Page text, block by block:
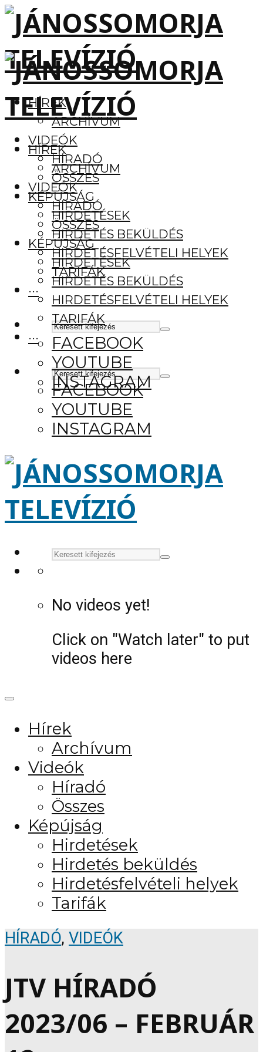
HÍREK
ARCHÍVUM
VIDEÓK
HÍRADÓ
ÖSSZES
KÉPÚJSÁG
HIRDETÉSEK
HIRDETÉS BEKÜLDÉS
HIRDETÉSFELVÉTELI HELYEK
TARIFÁK
···
FACEBOOK
YOUTUBE
INSTAGRAM
HÍREK
ARCHÍVUM
VIDEÓK
HÍRADÓ
ÖSSZES
KÉPÚJSÁG
HIRDETÉSEK
HIRDETÉS BEKÜLDÉS
HIRDETÉSFELVÉTELI HELYEK
TARIFÁK
···
FACEBOOK
YOUTUBE
INSTAGRAM
No videos yet!
Click on "Watch later" to put
videos here
Hírek
Archívum
Videók
Híradó
Összes
Képújság
Hirdetések
Hirdetés beküldés
Hirdetésfelvételi helyek
Tarifák
HÍRADÓ, VIDEÓK
JTV HÍRADÓ
2023/06 – FEBRUÁR